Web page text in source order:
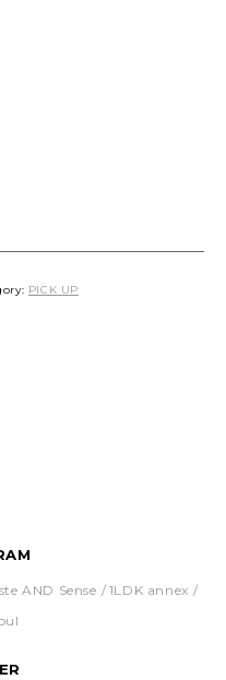
PICK UP
AND Sense
1LDK annex